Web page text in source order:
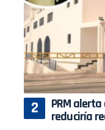
PRM
reduciría